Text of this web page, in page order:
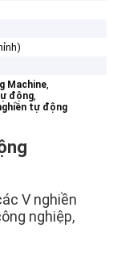
Machine,
động,
tự động
V nghiền
nghiệp,